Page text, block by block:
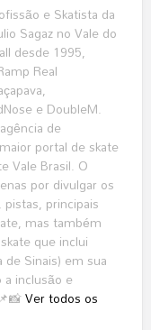
e Skatista da
Sagaz no Vale do
desde 1995,
Real
e DoubleM.
de
portal de skate
Vale Brasil. O
por divulgar os
principais
mas também
que inclui
de Sinais) em sua
inclusão e
Ver todos os